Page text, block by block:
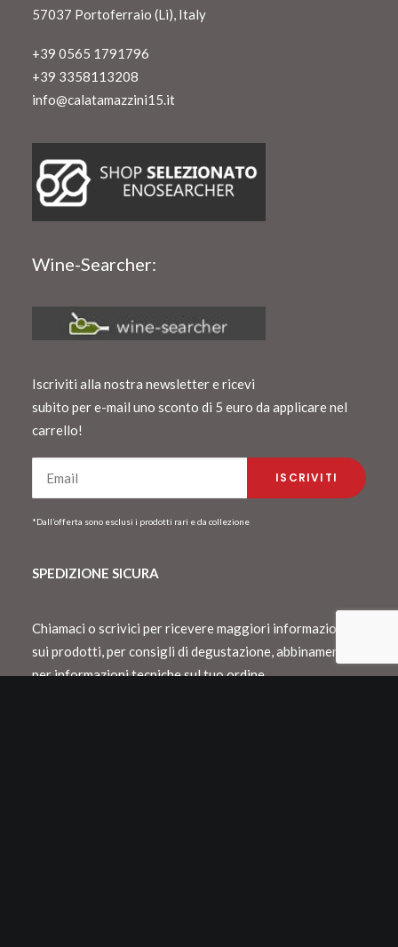
57037 Portoferraio (Li), Italy
+39 0565 1791796
+39 3358113208
info@calatamazzini15.it
Wine-Searcher:
Iscriviti alla nostra newsletter e ricevi
subito per e-mail uno sconto di 5 euro da applicare nel
carrello!
*Dall’offerta sono esclusi i prodotti rari e da collezione
SPEDIZIONE SICURA
Chiamaci o scrivici per ricevere maggiori informazioni
sui prodotti, per consigli di degustazione, abbinamento o
per informazioni tecniche sul tuo ordine.